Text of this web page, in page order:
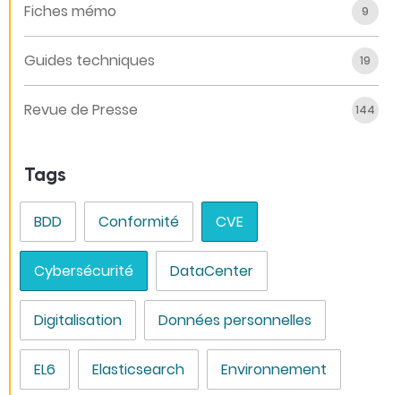
Fiches mémo 9
Guides techniques 19
Revue de Presse 144
Tags
BDD Conformité CVE
Cybersécurité DataCenter
Digitalisation Données personnelles
EL6 Elasticsearch Environnement